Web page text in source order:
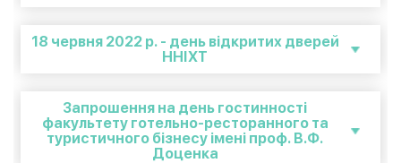
18 червня 2022 р. - день відкритих дверей
ННІХТ
Запрошення на день гостинності
факультету готельно-ресторанного та
туристичного бізнесу імені проф. В.Ф.
Доценка